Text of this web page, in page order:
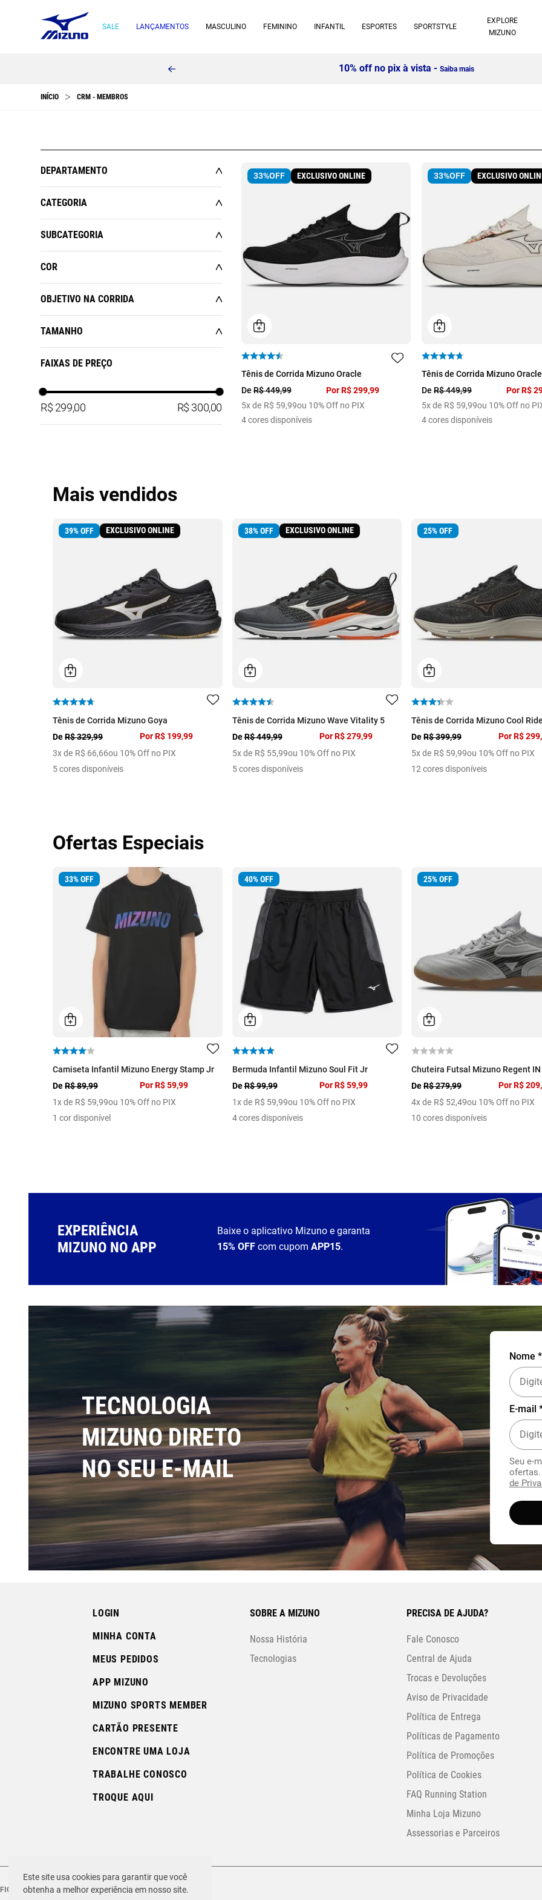
Este site usa cookies para garantir que você
obtenha a melhor experiência em nosso site.
SALE LANÇAMENTOS MASCULINO FEMININO INFANTIL ESPORTES SPORTSTYLE
EXPLORE
MIZUNO
10% off no pix à vista - Saiba mais
CRM - MEMBROS
DEPARTAMENTO
MASCULINO
ESPORTES
CATEGORIA
CALÇADOS
CORRIDA
SUBCATEGORIA
COR
Bege Cinza Preto
OBJETIVO NA CORRIDA
SAÚDE E BEM-ESTAR
TAMANHO
34 35
42
FAIXAS DE PREÇO
R$ 299,00 R$ 300,00
33%OFF EXCLUSIVO ONLINE
34 35 36
40
41 43 44
Tênis de Corrida Mizuno Oracle
DeR$449,99 PorR$ 299,99
5x de R$ 59,99ou 10% Off no PIX
4 cores disponíveis
33%OFF EXCLUSIVO
39
Tênis de Corrida Mizuno Oracle
De R$449,99 PorR$
5x de R$ 59,99ou 10% Off no
4cores disponíveis
Mais vendidos
39%OFF EXCLUSIVO ONLINE
Tênis de Corrida Mizuno Goya
DeR$ 329,99
3x de R$ 66,66ou 10% Off no PIX
Por R$ 199,99
5 cores disponíveis
38%OFF EXCLUSIVO ONLINE
Tênis de Corrida Mizuno Wave Vitality 5
DeR$ 449,99
5x de R$ 55,99ou 10% Off no PIX
Por R$ 279,99
5 cores disponíveis
25%OFF
Tênis de Corrida Mizuno Cool
DeR$ 399,99
5x de R$ 59,99ou 10% Off no PIX
Por R$
12 cores disponíveis
Ofertas Especiais
33%OFF
Camiseta Infantil Mizuno Energy Stamp Jr
DeR$ 89,99
1x de R$ 59,99ou 10% Off no PIX
Por R$ 59,99
1 cor disponível
40%OFF
Bermuda Infantil Mizuno Soul Fit Jr
DeR$ 99,99
1x de R$ 59,99ou 10% Off no PIX
Por R$ 59,99
4 cores disponíveis
25%OFF
Chuteira Futsal Mizuno Regent IN
DeR$ 279,99
4x de R$ 52,49ou 10% Off no PIX
Por R$
10 cores disponíveis
EXPERIÊNCIA
MIZUNO NO APP
Baixe o aplicativo Mizuno e garanta
15% OFF com cupomAPP15.
TECNOLOGIA
MIZUNO DIRETO
NO SEU E-MAIL
Nome *
E-mail
Seu e-
de
LOGIN
MINHA CONTA
MEUS PEDIDOS
APP MIZUNO
MIZUNO SPORTS MEMBER
CARTÃO PRESENTE
ENCONTRE UMA LOJA
TRABALHE CONOSCO
TROQUE AQUI
SOBRE A MIZUNO
Nossa História
Tecnologias
PRECISA DE AJUDA?
Fale Conosco
Central de Ajuda
Trocas e Devoluções
Aviso de Privacidade
Política de Entrega
Políticas de Pagamento
Política de Promoções
Política de Cookies
FAQ Running Station
Minha Loja Mizuno
Assessorias e Parceiros
FIQUE ATENTO ÀS FRAUDES!